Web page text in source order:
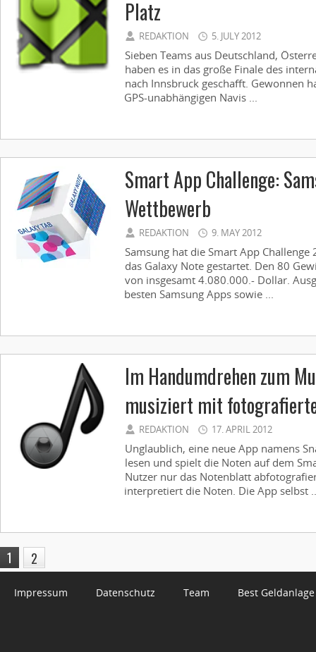
Platz
REDAKTION 5. JULY 2012
Sieben Teams aus Deutschland,
haben es in das große Finale des
nach Innsbruck geschafft. Gewonnen
GPS-unabhängigen Navis ...
Smart App Challenge:
Wettbewerb
REDAKTION 9. MAY 2012
Samsung hat die Smart App
das Galaxy Note gestartet. Den 80
von insgesamt 4.080.000.- Dollar.
besten Samsung Apps sowie ...
Im Handumdrehen zum
musiziert mit
REDAKTION 17. APRIL 2012
Unglaublich, eine neue App namens
lesen und spielt die Noten auf dem
Nutzer nur das Notenblatt
interpretiert die Noten. Die App selbst
1 2
Impressum Datenschutz Team Best Geldanlage